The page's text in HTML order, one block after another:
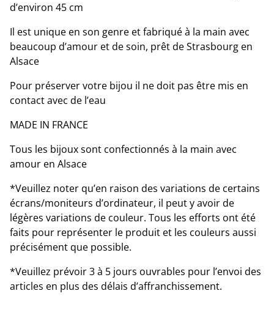
d’environ 45 cm
Il est unique en son genre et fabriqué à la main avec
beaucoup d’amour et de soin, prêt de Strasbourg en
Alsace
Pour préserver votre bijou il ne doit pas être mis en
contact avec de l’eau
MADE IN FRANCE
Tous les bijoux sont confectionnés à la main avec
amour en Alsace
*Veuillez noter qu’en raison des variations de certains
écrans/moniteurs d’ordinateur, il peut y avoir de
légères variations de couleur. Tous les efforts ont été
faits pour représenter le produit et les couleurs aussi
précisément que possible.
*Veuillez prévoir 3 à 5 jours ouvrables pour l’envoi des
articles en plus des délais d’affranchissement.